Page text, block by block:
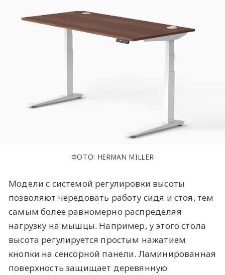
ФОТО: HERMAN MILLER
Модели с системой регулировки высоты
позволяют чередовать работу сидя и стоя, тем
самым более равномерно распределяя
нагрузку на мышцы. Например, у этого стола
высота регулируется простым нажатием
кнопки на сенсорной панели. Ламинированная
поверхность защищает деревянную